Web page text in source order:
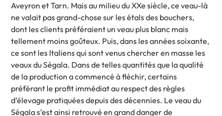
Aveyron et Tarn. Mais au milieu du XXe siècle, ce veau-là
ne valait pas grand-chose sur les étals des bouchers,
dont les clients préféraient un veau plus blanc mais
tellement moins goûteux. Puis, dans les années soixante,
ce sont les Italiens qui sont venus chercher en masse les
veaux du Ségala. Dans de telles quantités que la qualité
de la production a commencé à fléchir, certains
préférant le profit immédiat au respect des règles
d’élevage pratiquées depuis des décennies. Le veau du
Ségala s’est ainsi retrouvé en grand danger de